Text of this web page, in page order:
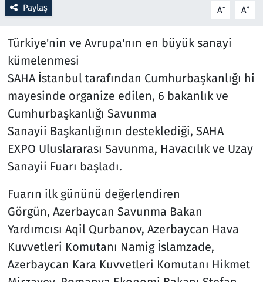
Paylaş A- A+
Türkiye'nin ve Avrupa'nın en büyük sanayi
kümelenmesi
SAHA İstanbul tarafından Cumhurbaşkanlığı hi
mayesinde organize edilen, 6 bakanlık ve
Cumhurbaşkanlığı Savunma
Sanayii Başkanlığının desteklediği, SAHA
EXPO Uluslararası Savunma, Havacılık ve Uzay
Sanayii Fuarı başladı.
Fuarın ilk gününü değerlendiren
Görgün, Azerbaycan Savunma Bakan
Yardımcısı Aqil Qurbanov, Azerbaycan Hava
Kuvvetleri Komutanı Namig İslamzade,
Azerbaycan Kara Kuvvetleri Komutanı Hikmet
Teknoloji ve Bilim
Televizyon